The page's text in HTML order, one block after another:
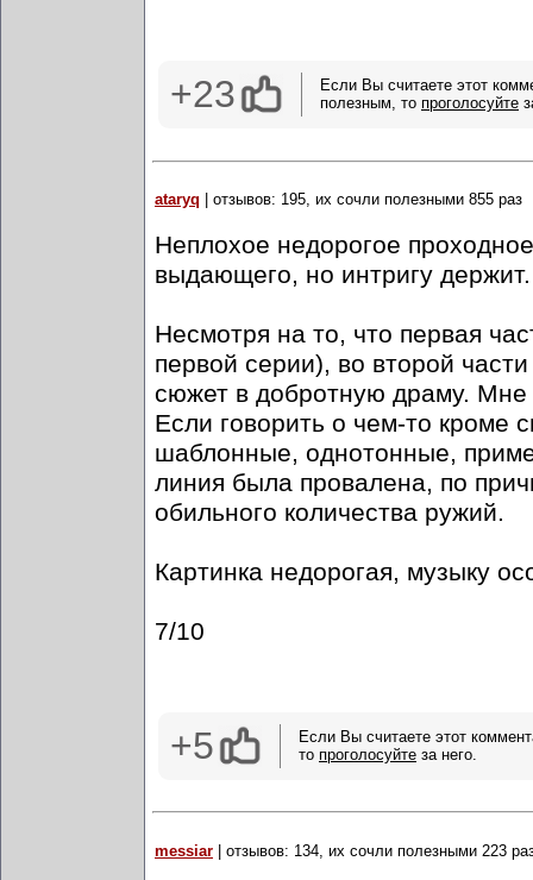
+23
Если Вы считаете этот
полезным, то проголосуйте
ataryq | отзывов: 195, их сочли полезными 855 раз
Неплохое недорогое
выдающего, но интригу держит.
Несмотря на то, что первая
первой серии), во второй
сюжет в добротную драму. Мне
Если говорить о чем-то кроме
шаблонные, однотонные,
линия была провалена, по
обильного количества ружий.
Картинка недорогая, музыку
7/10
+5
Если Вы считаете этот
то проголосуйте за него.
messiar | отзывов: 134, их сочли полезными 223